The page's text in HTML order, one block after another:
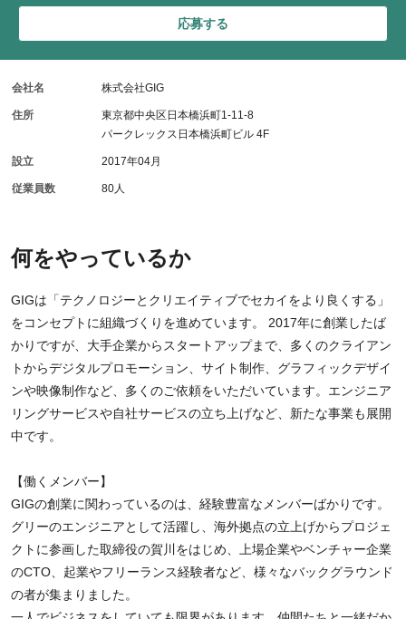
何をやっているか
GIGは「テクノロジーとクリエイティブでセカイをより良くする」
をコンセプトに組織づくりを進めています。 2017年に創業したば
かりですが、大手企業からスタートアップまで、多くのクライアン
トからデジタルプロモーション、サイト制作、グラフィックデザイ
ンや映像制作など、多くのご依頼をいただいています。エンジニア
リングサービスや自社サービスの立ち上げなど、新たな事業も展開
中です。
【働くメンバー】
GIGの創業に関わっているのは、経験豊富なメンバーばかりです。
グリーのエンジニアとして活躍し、海外拠点の立上げからプロジェ
クトに参画した取締役の賀川をはじめ、上場企業やベンチャー企業
のCTO、起業やフリーランス経験者など、様々なバックグラウンド
の者が集まりました。
応募する
会社名 株式会社GIG
住所
東京都中央区日本橋浜町1-11-8
パークレックス日本橋浜町ビル 4F
設立 2017年04月
従業員数 80人